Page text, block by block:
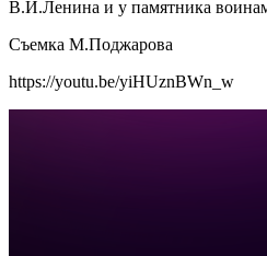
В.И.Ленина и у памятника
Съемка М.Поджарова
https://youtu.be/yiHUznBWn_w